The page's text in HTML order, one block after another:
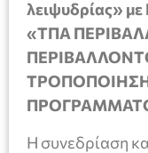
λειψυδρίας»
«ΤΠΑ
Η συνεδρίαση